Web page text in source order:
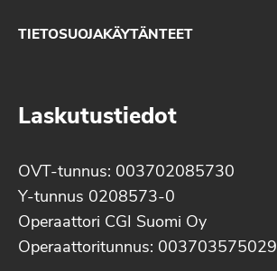
TIETOSUOJAKÄYTÄNTEET
Laskutustiedot
OVT-tunnus: 003702085730
Y-tunnus 0208573-0
Operaattori CGI Suomi Oy
Operaattoritunnus: 003703575029